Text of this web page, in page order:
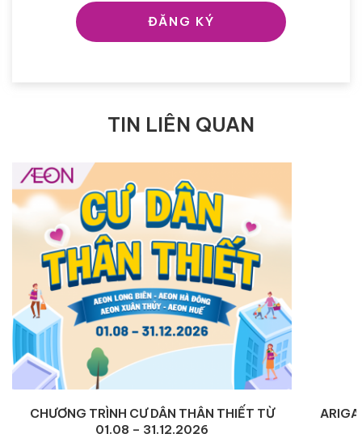
ĐĂNG KÝ
TIN LIÊN QUAN
CHƯƠNG TRÌNH CƯ DÂN THÂN THIẾT TỪ
01.08 – 31.12.2026